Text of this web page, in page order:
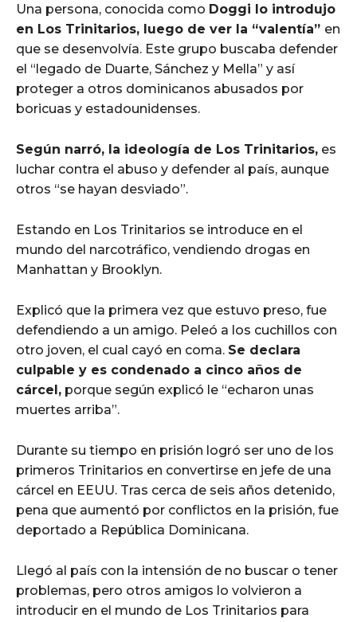
Una persona, conocida como Doggi lo introdujo
en Los Trinitarios, luego de ver la “valentía” en
que se desenvolvía. Este grupo buscaba defender
el “legado de Duarte, Sánchez y Mella” y así
proteger a otros dominicanos abusados por
boricuas y estadounidenses.
Según narró, la ideología de Los Trinitarios, es
luchar contra el abuso y defender al país, aunque
otros “se hayan desviado”.
Estando en Los Trinitarios se introduce en el
mundo del narcotráfico, vendiendo drogas en
Manhattan y Brooklyn.
Explicó que la primera vez que estuvo preso, fue
defendiendo a un amigo. Peleó a los cuchillos con
otro joven, el cual cayó en coma. Se declara
culpable y es condenado a cinco años de
cárcel, porque según explicó le “echaron unas
muertes arriba”.
Durante su tiempo en prisión logró ser uno de los
primeros Trinitarios en convertirse en jefe de una
cárcel en EEUU. Tras cerca de seis años detenido,
pena que aumentó por conflictos en la prisión, fue
deportado a República Dominicana.
Llegó al país con la intensión de no buscar o tener
problemas, pero otros amigos lo volvieron a
introducir en el mundo de Los Trinitarios para